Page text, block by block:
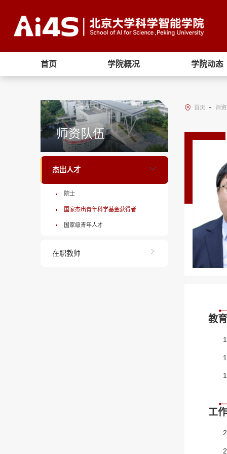
首页 学院概况 学院动态
师资队伍
杰出人才
院士
国家杰出青年科学基金获得者
国家级青年人才
在职教师
首页 师
教
工